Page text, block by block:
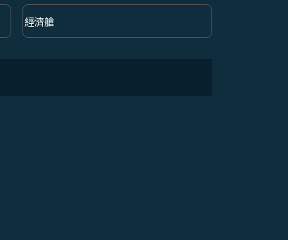
艙等 option 經濟艙 Selected
經濟艙
keyboard_arrow_down